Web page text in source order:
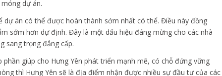
dự án.
án có thể được hoàn thành sớm nhất có thể. Điều này đồng
sớm hơn dự định. Đây là một dấu hiệu đáng mừng cho các nhà
sang trọng đẳng cấp.
phần giúp cho Hưng Yên phát triển mạnh mẽ, có chỗ đứng vững
thì Hưng Yên sẽ là địa điểm nhận được nhiều sự đầu tư của các